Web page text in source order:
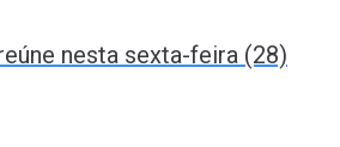
nesta sexta-feira (28)